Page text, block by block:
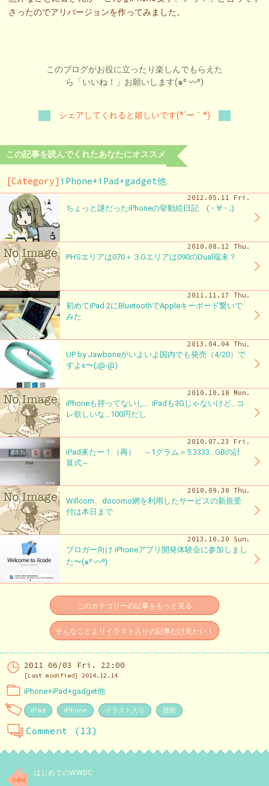
さったのでアリバージョンを作ってみました。
このブログがお役に立ったり楽しんでもらえた
ら「いいね！」お願いします(๑⁰ 〰⁰)
シェアしてくれると嬉しいです(*´ー｀*)
この記事を読んでくれたあなたにオススメ
[Category]iPhone+iPad+gadget他
2012.05.11 Fri.
ちょっと謎だったiPhoneの挙動絵日記 (・∀・;)
2010.08.12 Thu.
PHSエリアは070＋３Gエリアは090のDual端末？
2011.11.17 Thu.
初めてiPad 2にBluetoothでAppleキーボード繋いで
みた
2013.04.04 Thu.
UP by Jawboneがいよいよ国内でも発売（4/20）で
すよε〜(;@-@)
2010.10.18 Mon.
iPhoneも持ってないし、iPadも3Gじゃないけど…コ
レ欲しいな…100円だし
2010.07.23 Fri.
iPad来たー！（再） ～1グラム＝5.3333…GBの計
算式～
2010.09.30 Thu.
Willcom、docomo網を利用したサービスの新規受
付は本日まで
2013.10.20 Sun.
ブロガー向け iPhoneアプリ開発体験会に参加しまし
た〜(๑⁰ 〰⁰)
このカテゴリーの記事をもっと見る
そんなことよりイラスト入りの記事だけ見たい！
2011 06/03 Fri. 22:00
[Last modified] 2014.12.14
iPhone+iPad+gadget他
iPad iPhone イラスト入り 壁紙
Comment (13)
はじめてのWWDC